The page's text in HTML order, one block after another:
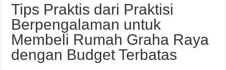
Tips Praktis dari Praktisi
Berpengalaman untuk
Membeli Rumah Graha Raya
dengan Budget Terbatas